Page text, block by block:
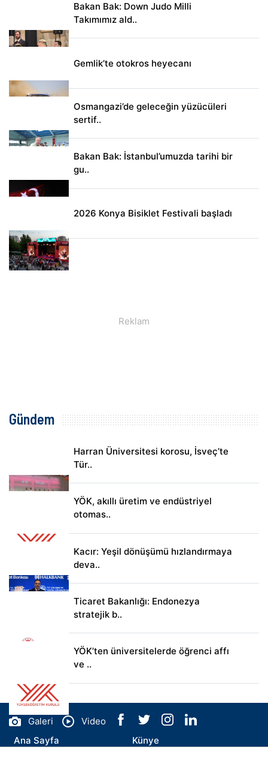
Bakan Bak: Down Judo Milli
Takımımız ald..
Gemlik’te otokros heyecanı
Osmangazi’de geleceğin yüzücüleri
sertif..
Bakan Bak: İstanbul’umuzda tarihi bir
gu..
2026 Konya Bisiklet Festivali başladı
Gündem
Harran Üniversitesi korosu, İsveç’te
Tür..
YÖK, akıllı üretim ve endüstriyel
otomas..
Kacır: Yeşil dönüşümü hızlandırmaya
deva..
Ticaret Bakanlığı: Endonezya
stratejik b..
YÖK’ten üniversitelerde öğrenci affı
ve ..
Galeri
Video
Ana Sayfa
Künye